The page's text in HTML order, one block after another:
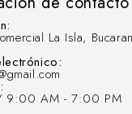
La Isla,
/ 9:00 AM - 7:00 PM